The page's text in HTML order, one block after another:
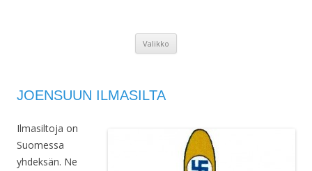
Valikko
JOENSUUN ILMASILTA
Ilmasiltoja on
Suomessa
yhdeksän. Ne